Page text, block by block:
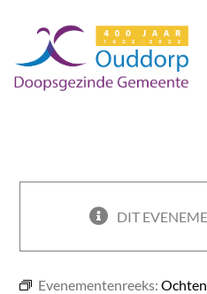
inhoud
DIT
Evenementenreeks: